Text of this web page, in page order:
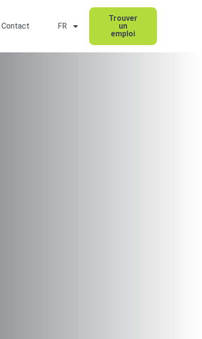
Contact FR
Trouver
un
emploi